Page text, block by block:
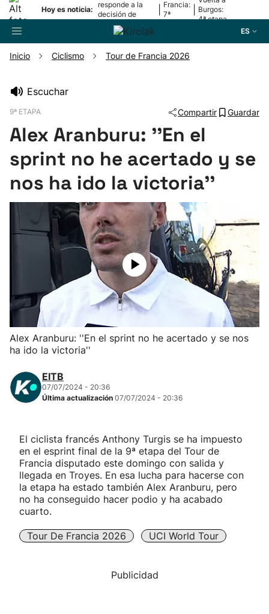
Hoy es noticia:
responde a la
decisión de
Oriamendi
Francia:
7ª
Burgos:
4ª etapa
ES
Pelota
Remo
Baloncesto
Herri-kirolak
Balonmano
Kirolak 360
Atletismo
Más deportes
"Helmuga"
Inicio Ciclismo Tour de Francia 2026
Escuchar
9ª ETAPA Compartir Guardar
Alex Aranburu: ''En el
sprint no he acertado y se
nos ha ido la victoria''
Alex Aranburu: ''En el sprint no he acertado y se nos
ha ido la victoria''
EITB
07/07/2024 - 20:36
Última actualización 07/07/2024 - 20:36
El ciclista francés Anthony Turgis se ha impuesto
en el esprint final de la 9ª etapa del Tour de
Francia disputado este domingo con salida y
llegada en Troyes. En esa lucha para hacerse con
la etapa ha estado también Alex Aranburu, pero
no ha conseguido hacer podio y ha acabado
cuarto.
Tour De Francia 2026 UCI World Tour
Publicidad